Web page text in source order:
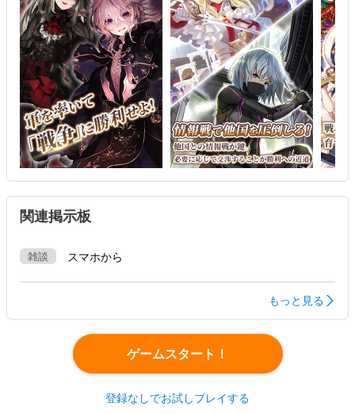
関連掲示板
雑談 スマホから
もっと見る
ゲームスタート！
登録なしでお試しプレイする